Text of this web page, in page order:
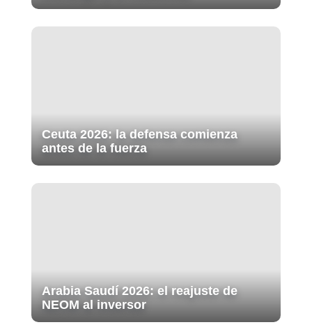
Ceuta 2026: la defensa comienza
antes de la fuerza
Arabia Saudí 2026: el reajuste de
NEOM al inversor